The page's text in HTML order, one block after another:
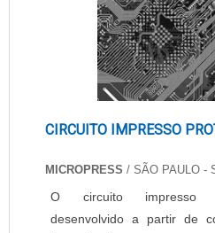
CIRCUITO IMPRESSO
MICROPRESS / SÃO PAULO -
O circuito impresso
desenvolvido a partir de